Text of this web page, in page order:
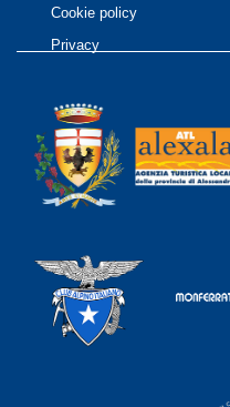
Cookie policy
Privacy